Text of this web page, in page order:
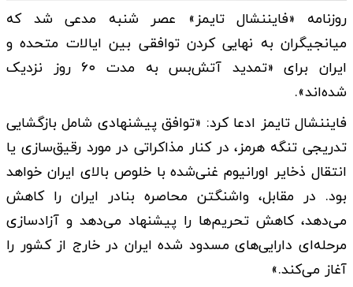
روزنامه «فایننشال تایمز» عصر شنبه مدعی شد که
میانجیگران به نهایی کردن توافقی بین ایالات متحده و
ایران برای «تمدید آتش‌بس به مدت ۶۰ روز نزدیک
شده‌اند».
فایننشال تایمز ادعا کرد: «توافق پیشنهادی شامل بازگشایی
تدریجی تنگه هرمز، در کنار مذاکراتی در مورد رقیق‌سازی یا
انتقال ذخایر اورانیوم غنی‌شده با خلوص بالای ایران خواهد
بود. در مقابل، واشنگتن محاصره بنادر ایران را کاهش
می‌دهد، کاهش تحریم‌ها را پیشنهاد می‌دهد و آزادسازی
مرحله‌ای دارایی‌های مسدود شده ایران در خارج از کشور را
آغاز می‌کند.»